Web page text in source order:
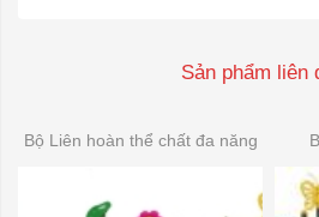
Sản phẩm liên
Bộ Liên hoàn thể chất đa năng